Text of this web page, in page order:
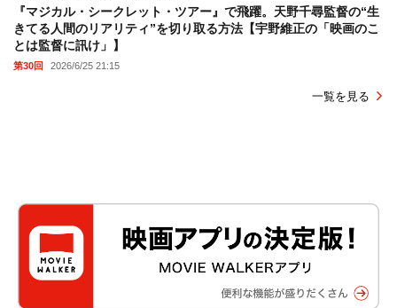
『マジカル・シークレット・ツアー』で飛躍。天野千尋監督の“生
きてる人間のリアリティ”を切り取る方法【宇野維正の「映画のこ
とは監督に訊け」】
第30回 2026/6/25 21:15
一覧を見る